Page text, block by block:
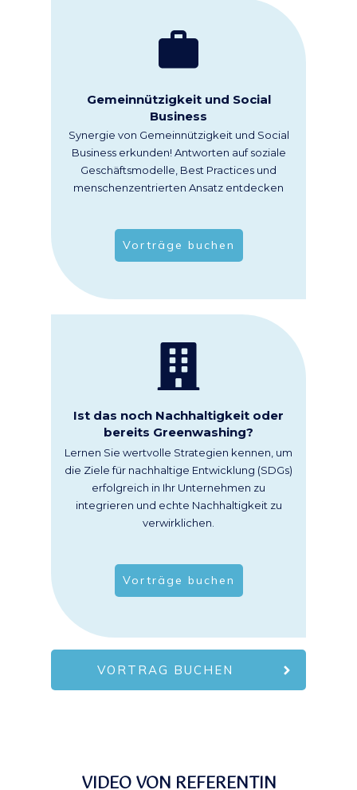
Gemeinnützigkeit und Social
Business
Synergie von Gemeinnützigkeit und Social
Business erkunden! Antworten auf soziale
Geschäftsmodelle, Best Practices und
menschenzentrierten Ansatz entdecken
Vorträge buchen
Ist das noch Nachhaltigkeit oder
bereits Greenwashing?
Lernen Sie wertvolle Strategien kennen, um
die Ziele für nachhaltige Entwicklung (SDGs)
erfolgreich in Ihr Unternehmen zu
integrieren und echte Nachhaltigkeit zu
verwirklichen.
Vorträge buchen
VORTRAG BUCHEN
VIDEO VON REFERENTIN